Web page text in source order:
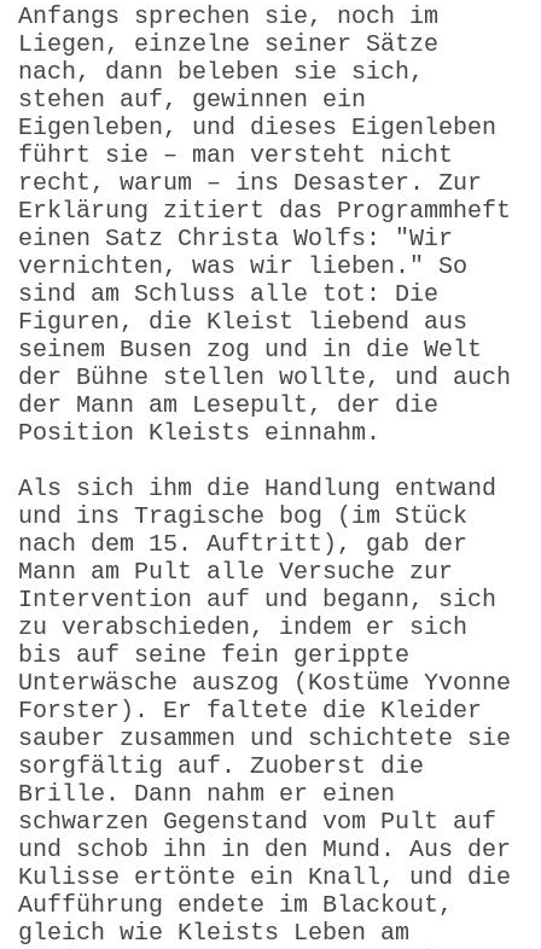
Anfangs sprechen sie, noch im
Liegen, einzelne seiner Sätze
nach, dann beleben sie sich,
stehen auf, gewinnen ein
Eigenleben, und dieses Eigenleben
führt sie – man versteht nicht
recht, warum – ins Desaster. Zur
Erklärung zitiert das Programmheft
einen Satz Christa Wolfs: "Wir
vernichten, was wir lieben." So
sind am Schluss alle tot: Die
Figuren, die Kleist liebend aus
seinem Busen zog und in die Welt
der Bühne stellen wollte, und auch
der Mann am Lesepult, der die
Position Kleists einnahm.
Als sich ihm die Handlung entwand
und ins Tragische bog (im Stück
nach dem 15. Auftritt), gab der
Mann am Pult alle Versuche zur
Intervention auf und begann, sich
zu verabschieden, indem er sich
bis auf seine fein gerippte
Unterwäsche auszog (Kostüme Yvonne
Forster). Er faltete die Kleider
sauber zusammen und schichtete sie
sorgfältig auf. Zuoberst die
Brille. Dann nahm er einen
schwarzen Gegenstand vom Pult auf
und schob ihn in den Mund. Aus der
Kulisse ertönte ein Knall, und die
Aufführung endete im Blackout,
gleich wie Kleists Leben am